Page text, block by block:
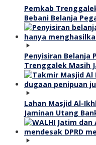
Pemkab
Bebani Belanja
Penyisiran Belanja
Trenggalek Masih
Lahan Masjid Al-
Jaminan Utang